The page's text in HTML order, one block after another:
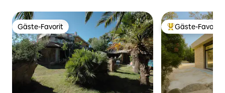
Gäste-Favorit
Gäste-Favorit Beliebter Gäste-
Gäste-Favorit